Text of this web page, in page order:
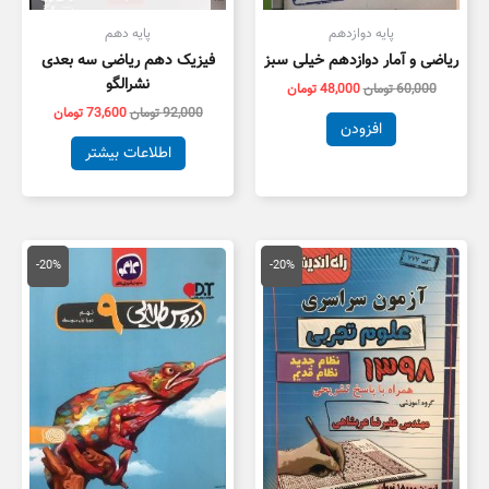
پایه دوازدهم
ریاضی و آمار دوازدهم خیلی سبز
60,000تومان48,000تومان
افزودن
پایه دهم
فیزیک دهم ریاضی سه بعدی
نشرالگو
92,000تومان73,600تومان
اطلاعات بیشتر
-20%
قیمت
اصلی
18,000 تومان
بود.
قیمت
فعلی
14,400 تومان
است.
-20%
قیمت
اصلی
99,000 تومان
بود.
قیمت
فعلی